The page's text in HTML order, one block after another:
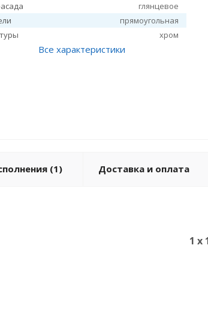
глянцевое
прямоугольная
хром
Все характеристики
(1) Доставка и оплата
1 x